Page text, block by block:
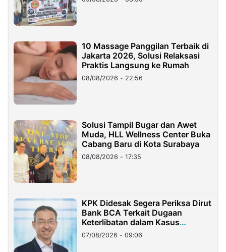
10 Massage Panggilan Terbaik di
Jakarta 2026, Solusi Relaksasi
Praktis Langsung ke Rumah
08/08/2026 - 22:56
Solusi Tampil Bugar dan Awet
Muda, HLL Wellness Center Buka
Cabang Baru di Kota Surabaya
08/08/2026 - 17:35
KPK Didesak Segera Periksa Dirut
Bank BCA Terkait Dugaan
Keterlibatan dalam Kasus
Hilangnya Dana Nasabah Rp2,58
Miliar
07/08/2026 - 09:06